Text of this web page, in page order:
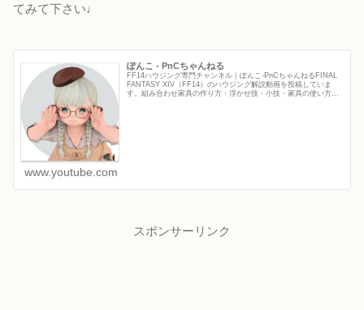
てみて下さい♩
ぽんこ - PnCちゃんねる
FF14ハウジング専門チャンネル｜ぽんこ‐PnCちゃんねるFINAL
FANTASY XIV（FF14）のハウジング解説動画を投稿していま
す。組み合わせ家具の作り方・浮かせ技・小技・家具の使い方な
www.youtube.com
スポンサーリンク